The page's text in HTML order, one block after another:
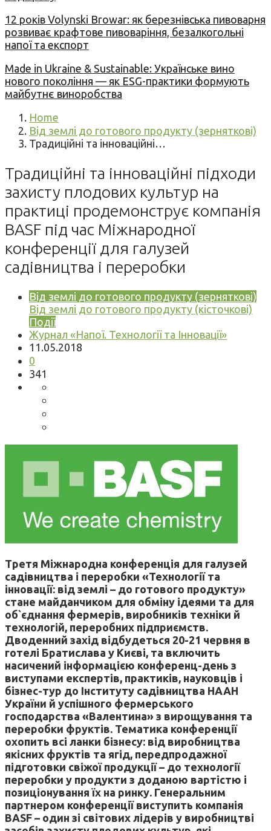
12 років Volynski Browar: як березнівська пивоварня
розвиває крафтове пивоваріння, безалкогольні
напої та експорт
Made in Ukraine & Sustainable: Українське вино
нового покоління — як ESG-практики формують
майбутнє виноробства
Home
Від землі до готового продукту (зерняткові)
Традиційні та інноваційні…
Традиційні та інноваційні підходи
захисту плодових культур на
практиці продемонструє компанія
BASF під час Міжнародної
конференції для галузей
садівництва і переробки
Від землі до готового продукту (зерняткові)
Від землі до готового продукту (кісточкові)
Події
Журнал «Напої. Технології та Інновації»
11.05.2018
0
341
Третя Міжнародна конференція для галузей
садівництва і переробки «Технології та
інновації: від землі – до готового продукту»
стане майданчиком для обміну ідеями та для
об`єднання фермерів, виробників техніки й
технологій, переробних підприємств.
Дводенний захід відбудеться 20-21 червня в
готелі Братислава у Києві, та включить
насичений інформацією конференц-день з
виступами експертів, практиків, науковців і
бізнес-тур до Інституту садівництва НААН
України й успішного фермерського
господарства «Валентина» з вирощування та
переробки фруктів. Тематика конференції
охопить всі ланки бізнесу: від виробництва
якісних фруктів та ягід, передпродажної
підготовки свіжої продукції – до технології
переробки у продукти з доданою вартістю і
позиціонування їх на ринку. Генеральним
партнером конференції виступить компанія
BASF – один зі світових лідерів у виробництві